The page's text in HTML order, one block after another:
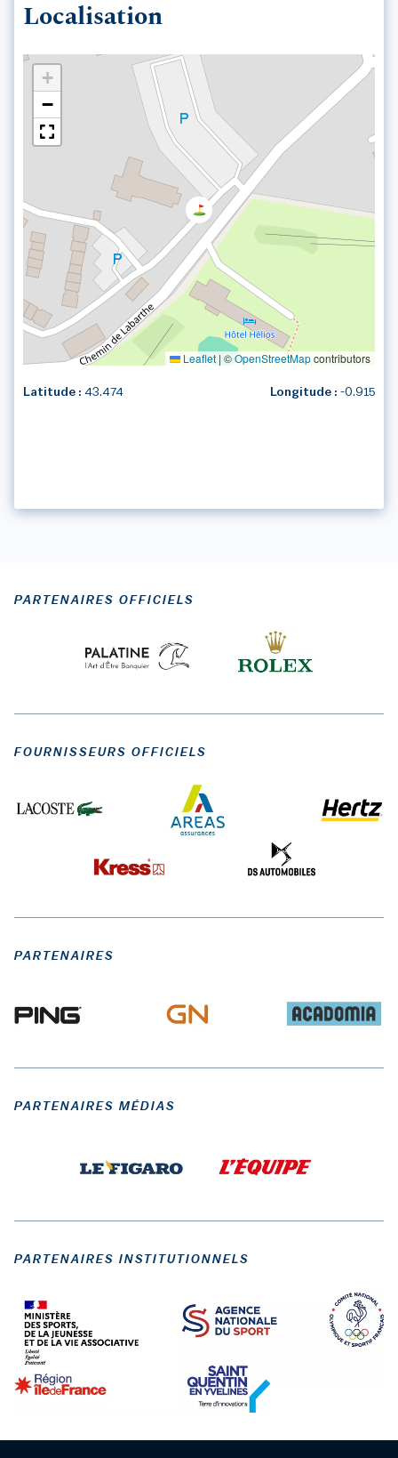
Localisation
+
−
Leaflet | ©OpenStreetMapcontributors
Latitude : 43.474 Longitude : -0.915
PARTENAIRES OFFICIELS
FOURNISSEURS OFFICIELS
PARTENAIRES
PARTENAIRES MÉDIAS
PARTENAIRES INSTITUTIONNELS